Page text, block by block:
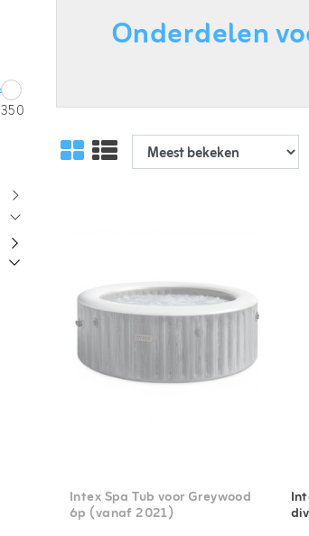
350
Onderdelen
Intex Spa Tub voor Greywood
6p (vanaf 2021)